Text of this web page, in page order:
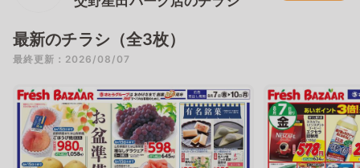
最新のチラシ（全3枚）
最終更新：2026/08/07